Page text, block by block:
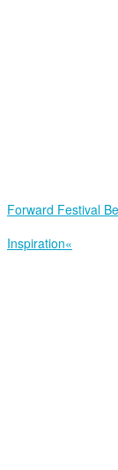
Forward Festival
Inspiration«